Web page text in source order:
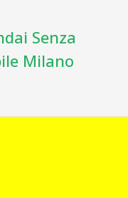
Senza
Milano